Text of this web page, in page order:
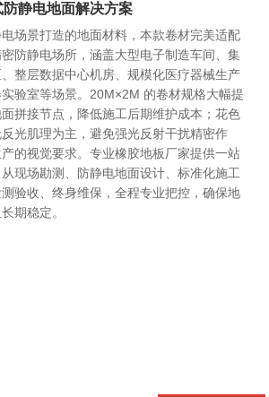
静电地面解决方案
场景打造的地面材料，本款卷材完美适配
防静电场所，涵盖大型电子制造车间、集
整层数据中心机房、规模化医疗器械生产
验室等场景。20M×2M 的卷材规格大幅提
拼接节点，降低施工后期维护成本；花色
光肌理为主，避免强光反射干扰精密作
的视觉要求。专业橡胶地板厂家提供一站
现场勘测、防静电地面设计、标准化施工
验收、终身维保，全程专业把控，确保地
期稳定。